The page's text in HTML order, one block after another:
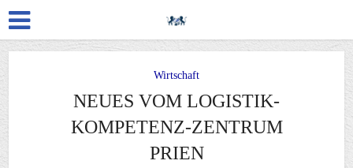
Wirtschaft
NEUES VOM LOGISTIK-
KOMPETENZ-ZENTRUM
PRIEN